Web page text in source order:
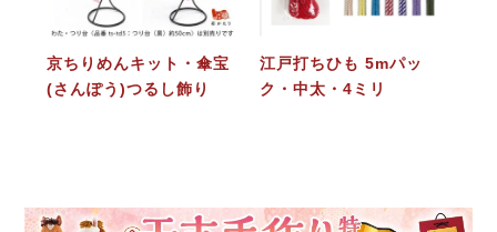
京ちりめんキット・傘宝
(さんぽう)つるし飾り
江戸打ちひも 5mパッ
ク・中太・4ミリ